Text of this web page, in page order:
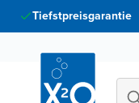
Tiefstpreisgarantie